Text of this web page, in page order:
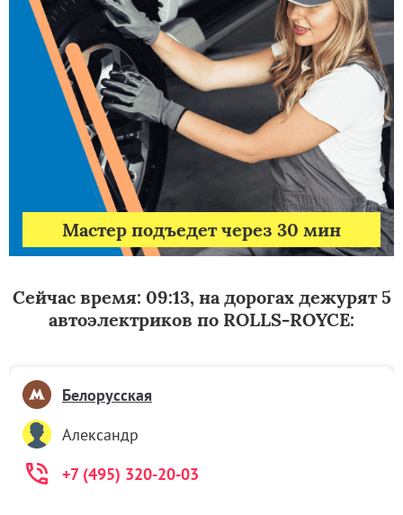
Мастер подъедет через 30 мин
Сейчас время: 09:13, на дорогах дежурят 5
автоэлектриков по ROLLS-ROYCE:
Белорусская
Александр
+7 (495) 320-20-03